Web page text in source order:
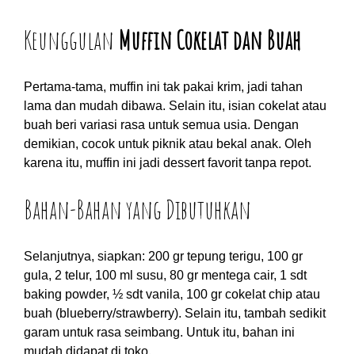
Keunggulan Muffin Cokelat dan Buah
Pertama-tama, muffin ini tak pakai krim, jadi tahan
lama dan mudah dibawa. Selain itu, isian cokelat atau
buah beri variasi rasa untuk semua usia. Dengan
demikian, cocok untuk piknik atau bekal anak. Oleh
karena itu, muffin ini jadi dessert favorit tanpa repot.
Bahan-Bahan yang Dibutuhkan
Selanjutnya, siapkan: 200 gr tepung terigu, 100 gr
gula, 2 telur, 100 ml susu, 80 gr mentega cair, 1 sdt
baking powder, ½ sdt vanila, 100 gr cokelat chip atau
buah (blueberry/strawberry). Selain itu, tambah sedikit
garam untuk rasa seimbang. Untuk itu, bahan ini
mudah didapat di toko.